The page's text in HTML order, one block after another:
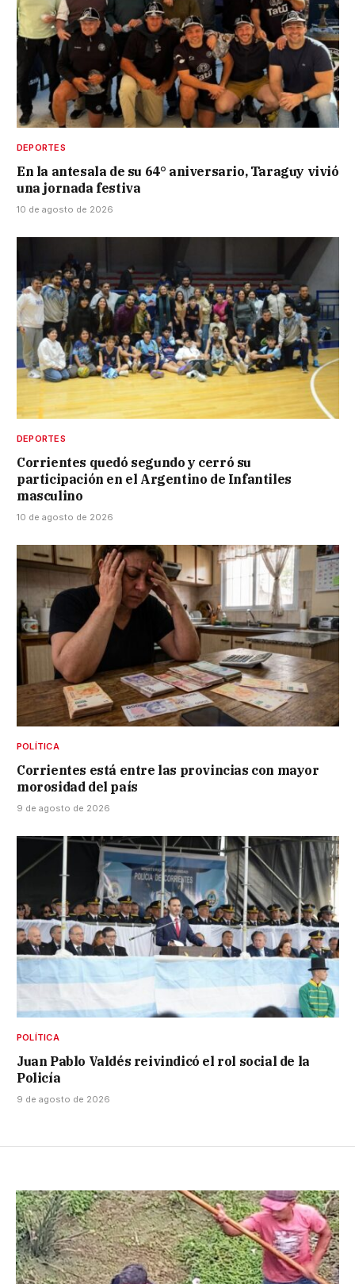
DEPORTES
En la antesala de su 64° aniversario, Taraguy vivió
una jornada festiva
10 de agosto de 2026
DEPORTES
Corrientes quedó segundo y cerró su
participación en el Argentino de Infantiles
masculino
10 de agosto de 2026
POLÍTICA
Corrientes está entre las provincias con mayor
morosidad del país
9 de agosto de 2026
POLÍTICA
Juan Pablo Valdés reivindicó el rol social de la
Policía
9 de agosto de 2026